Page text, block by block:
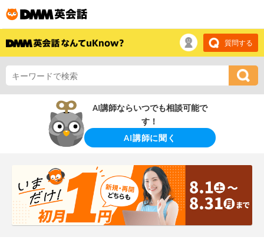
質問する
AI講師ならいつでも相談可能で
す！
AI講師に聞く